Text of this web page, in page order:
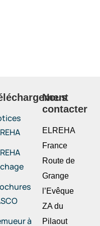
à
Nous
contacter
ELREHA
France
Route de
Grange
l’Evêque
ZA du
Pilaout